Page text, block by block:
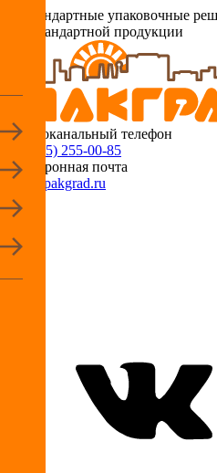
Нестандартные упаковочные
для стандартной продукции
Многоканальный телефон
+7 (495) 255-00-85
Электронная почта
info@pakgrad.ru